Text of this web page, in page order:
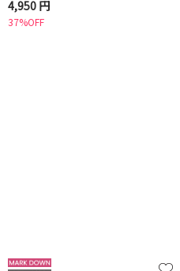
4,950 円
37%OFF